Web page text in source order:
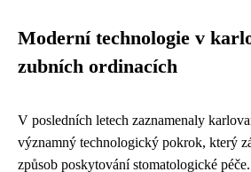
Moderní technologie v
zubních ordinacích
V posledních letech zaznamenaly
významný technologický pokrok, který
způsob poskytování stomatologické